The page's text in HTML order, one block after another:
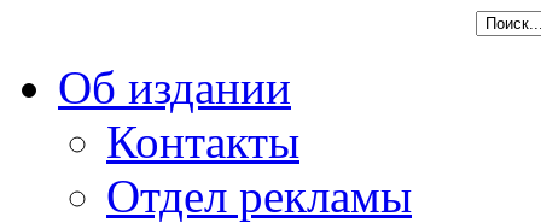
Об издании
Контакты
Отдел рекламы